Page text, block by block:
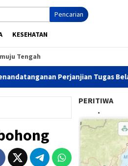
Pencarian
KESEHATAN
Tengah
Perjanjian Tugas Belajar Bagi ASN
PERITIWA